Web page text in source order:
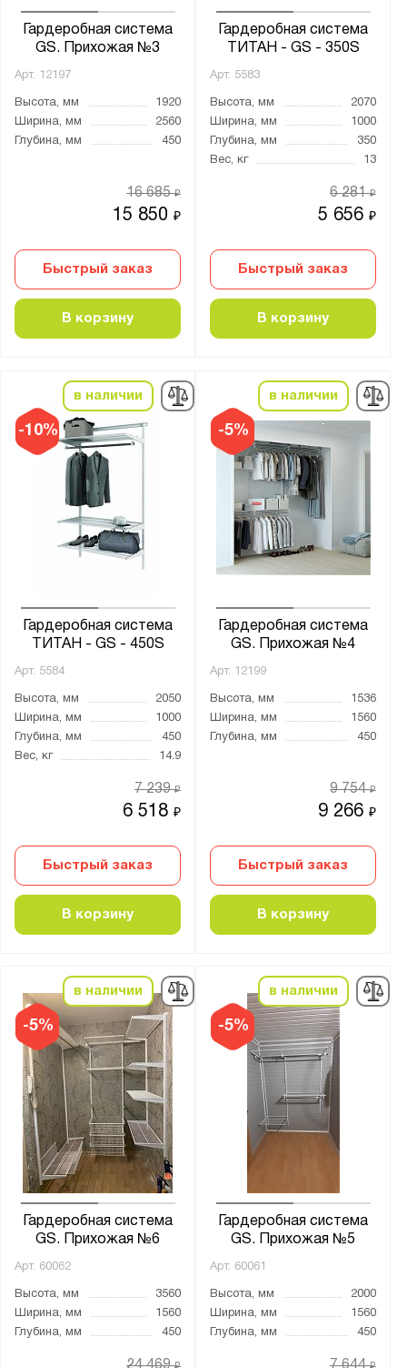
Гардеробная система
GS. Прихожая №3
Арт. 12197
Высота, мм
1920
Ширина, мм
2560
Глубина, мм
450
15 850₽
16 685₽
Быстрый заказ
В корзину
Гардеробная система
ТИТАН - GS - 350S
Арт. 5583
Высота, мм
2070
Ширина, мм
1000
Глубина, мм
350
Вес, кг
13
5 656₽
6 281₽
Быстрый заказ
В корзину
-10%
в наличии
Гардеробная система
ТИТАН - GS - 450S
Арт. 5584
Высота, мм
2050
Ширина, мм
1000
Глубина, мм
450
Вес, кг
14.9
6 518₽
7 239₽
Быстрый заказ
В корзину
-5%
в наличии
Гардеробная система
GS. Прихожая №4
Арт. 12199
Высота, мм
1536
Ширина, мм
1560
Глубина, мм
450
9 266₽
9 754₽
Быстрый заказ
В корзину
-5%
в наличии
Гардеробная система
GS. Прихожая №6
Арт. 60062
Высота, мм
3560
Ширина, мм
1560
Глубина, мм
450
-5%
в наличии
Гардеробная система
GS. Прихожая №5
Арт. 60061
Высота, мм
2000
Ширина, мм
1560
Глубина, мм
450
Для гардеробной
Для гостиной
Для кладовой
Для кухни
Для офиса
Цвет:
белый
Страна производства:
Россия
Производитель:
ПАКС-Металл
Промет
Титан GS
Серия:
Home
Показать